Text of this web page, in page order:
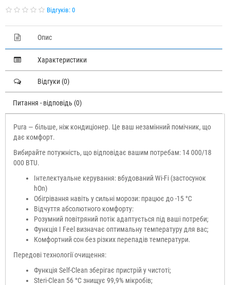
Відгуків: 0
Опис
Характеристики
Відгуки (0)
Питання - відповідь (0)
Pura — більше, ніж кондиціонер. Це ваш незамінний помічник, що
дає комфорт.
Вибирайте потужність, що відповідає вашим потребам: 14 000/18
000 BTU.
Інтелектуальне керування: вбудований Wi-Fi (застосунок
hOn)
Обігрівання навіть у сильні морози: працює до -15 °C
Відчуття абсолютного комфорту:
Розумний повітряний потік адаптується під ваші потреби;
Функція I Feel визначає оптимальну температуру для вас;
Комфортний сон без різких перепадів температури.
Передові технології очищення:
Функція Self-Clean зберігає пристрій у чистоті;
Steri-Clean 56 °C знищує 99,9% мікробів;